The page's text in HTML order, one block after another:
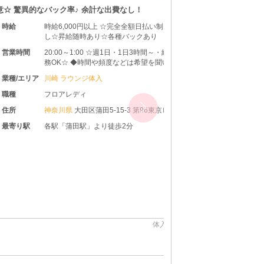
余計な出費なし！
円以上 ☆完全全額日払い制☆引かれものな
時あり☆各種バックあり
☆週1日・1日3時間～・終電まで・遅出勤
間や頻度などは希望を聞いた上で決めさ
す♪ ◆レギュラー出勤ももちろんOKです
ジ体入
ィ
大田区蒲田5-15-3 第96東京ビル 2F
駅」より徒歩2分
体入求人No：川崎118566